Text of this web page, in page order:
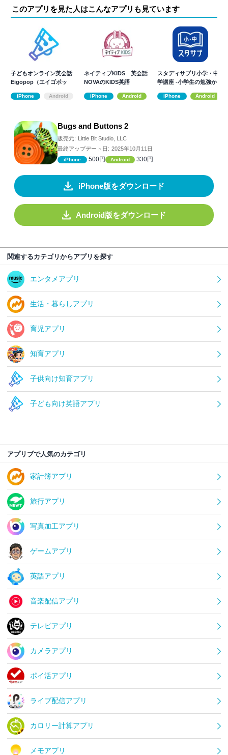
このアプリを見た人はこんなアプリも見ています
子どもオンライン英会話
Eigopop（エイゴポッ
iPhone Android
ネイティブKIDS 英会話
NOVAのKIDS英語
iPhone Android
スタディサプリ小学・中
学講座 -小学生の勉強から
iPhone Android
Bugs and Buttons 2
販売元: Little Bit Studio, LLC
最終アップデート日: 2025年10月11日
iPhone 500円 Android 330円
iPhone版をダウンロード
Android版をダウンロード
関連するカテゴリからアプリを探す
エンタメアプリ
生活・暮らしアプリ
育児アプリ
知育アプリ
子供向け知育アプリ
子ども向け英語アプリ
アプリブで人気のカテゴリ
家計簿アプリ
旅行アプリ
写真加工アプリ
ゲームアプリ
英語アプリ
音楽配信アプリ
テレビアプリ
カメラアプリ
ポイ活アプリ
ライブ配信アプリ
カロリー計算アプリ
メモアプリ